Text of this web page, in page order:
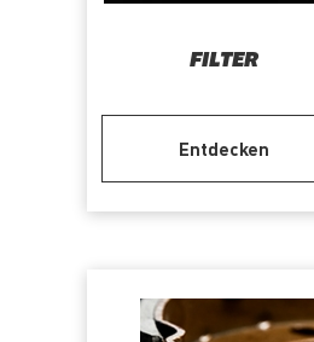
FILTER
Entdecken